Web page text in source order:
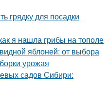
грядку для посадки
я нашла грибы на тополе
яблоней: от выбора
урожая
садов Сибири: